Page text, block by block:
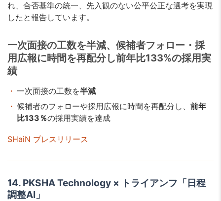
れ、合否基準の統一、先入観のない公平公正な選考を実現
したと報告しています。
一次面接の工数を半減、候補者フォロー・採
用広報に時間を再配分し前年比133%の採用実
績
一次面接の工数を半減
候補者のフォローや採用広報に時間を再配分し、前年
比133％の採用実績を達成
SHaiN プレスリリース
14. PKSHA Technology × トライアンフ「日程
調整AI」